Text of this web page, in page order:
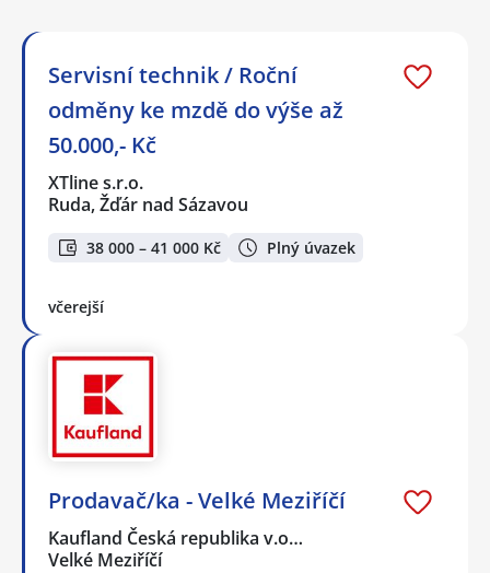
Servisní technik / Roční
odměny ke mzdě do výše až
50.000,- Kč
XTline s.r.o.
Ruda, Žďár nad Sázavou
38 000 – 41 000 Kč Plný úvazek
včerejší
Prodavač/ka - Velké Meziříčí
Kaufland Česká republika v.o…
Velké Meziříčí